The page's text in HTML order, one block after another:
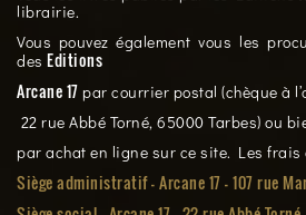
librairie.
Vous pouvez également vous les
des Editions
Arcane 17 par courrier postal (chèque à
22 rue Abbé Torné, 65000 Tarbes) ou
par achat en ligne sur ce site. Les
Siège administratif - Arcane 17 - 107 rue